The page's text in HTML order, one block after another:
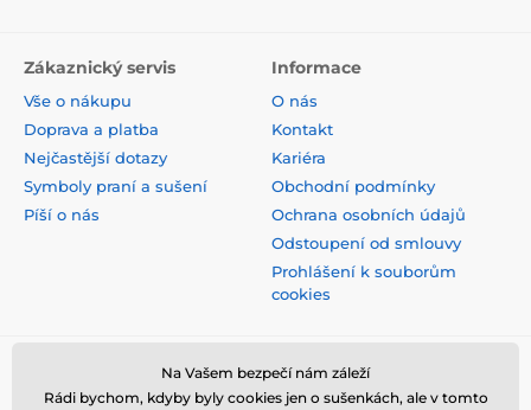
Zákaznický servis
Vše o nákupu
Doprava a platba
Nejčastější dotazy
Symboly praní a sušení
Píší o nás
Informace
O nás
Kontakt
Kariéra
Obchodní podmínky
Ochrana osobních údajů
Odstoupení od smlouvy
Prohlášení k souborům
cookies
Bezpečná platba kartou
Na Vašem bezpečí nám záleží
Rádi bychom, kdyby byly cookies jen o sušenkách, ale v tomto